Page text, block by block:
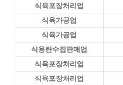
식육포장처리업
식육가공업
식육가공업
식용란수집판매업
식육포장처리업
식육포장처리업